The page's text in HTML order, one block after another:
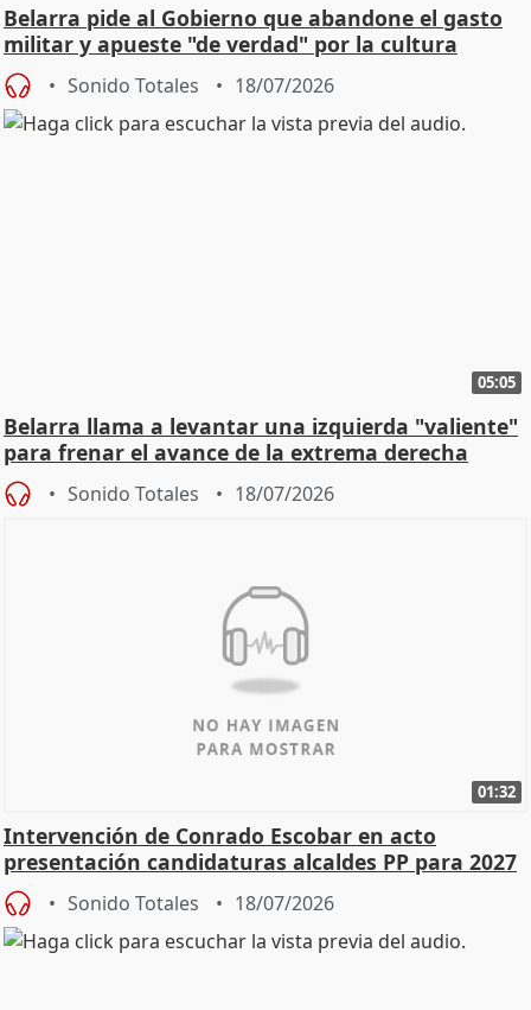
Belarra pide al Gobierno que abandone el gasto
militar y apueste "de verdad" por la cultura
Sonido Totales 18/07/2026
05:05
Belarra llama a levantar una izquierda "valiente"
para frenar el avance de la extrema derecha
Sonido Totales 18/07/2026
01:32
Intervención de Conrado Escobar en acto
presentación candidaturas alcaldes PP para 2027
Sonido Totales 18/07/2026